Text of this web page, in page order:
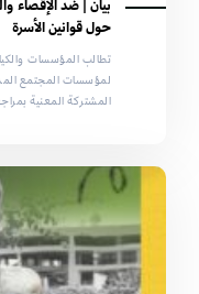
حول قوانين الأسرة
تطالب المؤسسات
لمؤسسات المجتمع
المشتركة المعنية